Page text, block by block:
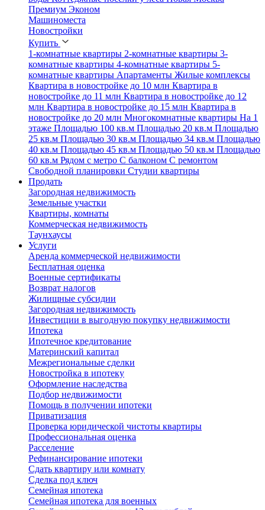
Премиум Эконом
Машиноместа
Новостройки
Купить
1-комнатные квартиры 2-комнатные квартиры 3-
комнатные квартиры 4-комнатные квартиры 5-
комнатные квартиры Апартаменты Жилые комплексы
Квартира в новостройке до 10 млн Квартира в
новостройке до 11 млн Квартира в новостройке до 12
млн Квартира в новостройке до 15 млн Квартира в
новостройке до 20 млн Многокомнатные квартиры На 1
этаже Площадью 100 кв.м Площадью 20 кв.м Площадью
25 кв.м Площадью 30 кв.м Площадью 34 кв.м Площадью
40 кв.м Площадью 45 кв.м Площадью 50 кв.м Площадью
60 кв.м Рядом с метро С балконом С ремонтом
Свободной планировки Студии квартиры
Продать
Загородная недвижимость
Земельные участки
Квартиры, комнаты
Коммерческая недвижимость
Таунхаусы
Услуги
Аренда коммерческой недвижимости
Бесплатная оценка
Военные сертификаты
Возврат налогов
Жилищные субсидии
Загородная недвижимость
Инвестиции в выгодную покупку недвижимости
Ипотека
Ипотечное кредитование
Материнский капитал
Межрегиональные сделки
Новостройка в ипотеку
Оформление наследства
Подбор недвижимости
Помощь в получении ипотеки
Приватизация
Проверка юридической чистоты квартиры
Профессиональная оценка
Расселение
Рефинансирование ипотеки
Сдать квартиру или комнату
Сделка под ключ
Семейная ипотека
Семейная ипотека для военных